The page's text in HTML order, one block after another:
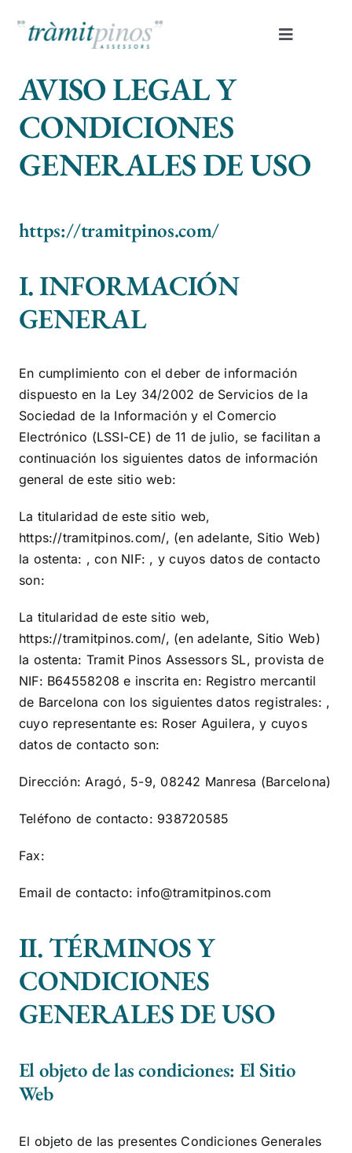
Toggle
Inici
Nosaltres
Serveis
Contacte
Portal clients
AVISO LEGAL Y
CONDICIONES
GENERALES DE USO
https://tramitpinos.com/
I. INFORMACIÓN
GENERAL
En cumplimiento con el deber de información
dispuesto en la Ley 34/2002 de Servicios de la
Sociedad de la Información y el Comercio
Electrónico (LSSI-CE) de 11 de julio, se facilitan a
continuación los siguientes datos de información
general de este sitio web:
La titularidad de este sitio web,
https://tramitpinos.com/, (en adelante, Sitio Web)
la ostenta: , con NIF: , y cuyos datos de contacto
son:
La titularidad de este sitio web,
https://tramitpinos.com/, (en adelante, Sitio Web)
la ostenta: Tramit Pinos Assessors SL, provista de
NIF: B64558208 e inscrita en: Registro mercantil
de Barcelona con los siguientes datos registrales: ,
cuyo representante es: Roser Aguilera, y cuyos
datos de contacto son:
Dirección: Aragó, 5-9, 08242 Manresa (Barcelona)
Teléfono de contacto: 938720585
Fax:
Email de contacto: info@tramitpinos.com
II. TÉRMINOS Y
CONDICIONES
GENERALES DE USO
El objeto de las condiciones: El Sitio
Web
El objeto de las presentes Condiciones Generales